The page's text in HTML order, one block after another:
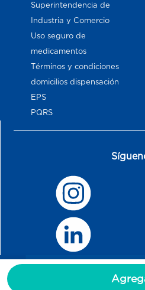
Superintendencia de
Industria y Comercio
Uso seguro de
medicamentos
Términos y condiciones
domicilios dispensación
EPS
PQRS